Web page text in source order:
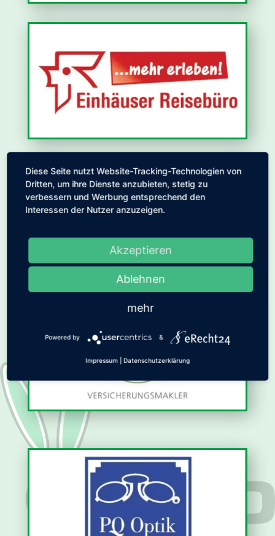
Diese Seite nutzt Website-Tracking-Technologien von
Dritten, um ihre Dienste anzubieten, stetig zu
verbessern und Werbung entsprechend den
Interessen der Nutzer anzuzeigen.
Akzeptieren
Ablehnen
mehr
Powered by &
Impressum Datenschutzerklärung